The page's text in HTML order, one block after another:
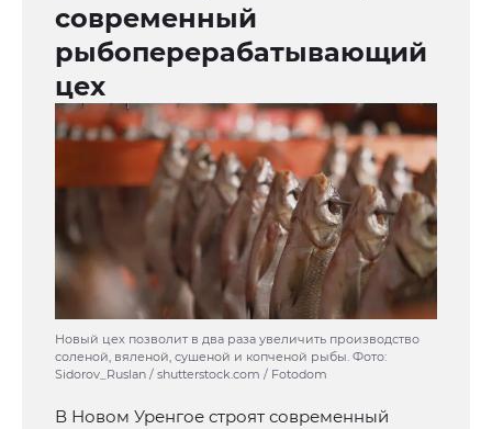
современный
рыбоперерабатывающий
цех
Новый цех позволит в два раза увеличить производство
соленой, вяленой, сушеной и копченой рыбы. Фото:
Sidorov_Ruslan / shutterstock.com / Fotodom
В Новом Уренгое строят современный